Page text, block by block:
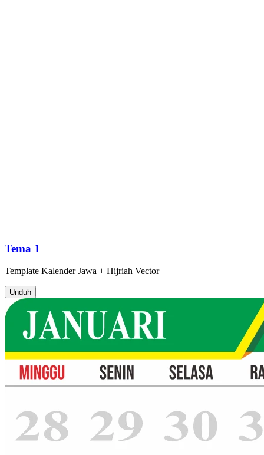
Tema 1
Template Kalender Jawa + Hijriah Vector
Unduh